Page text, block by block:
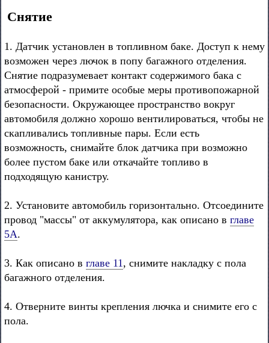
Снятие
1. Датчик установлен в топливном баке. Доступ к нему
возможен через лючок в попу багажного отделения.
Снятие подразумевает контакт содержимого бака с
атмосферой - примите особые меры противопожарной
безопасности. Окружающее пространство вокруг
автомобиля должно хорошо вентилироваться, чтобы не
скапливались топливные пары. Если есть
возможность, снимайте блок датчика при возможно
более пустом баке или откачайте топливо в
подходящую канистру.
2. Установите автомобиль горизонтально. Отсоедините
провод "массы" от аккумулятора, как описано в главе
5А.
3. Как описано в главе 11, снимите накладку с пола
багажного отделения.
4. Отверните винты крепления лючка и снимите его с
пола.